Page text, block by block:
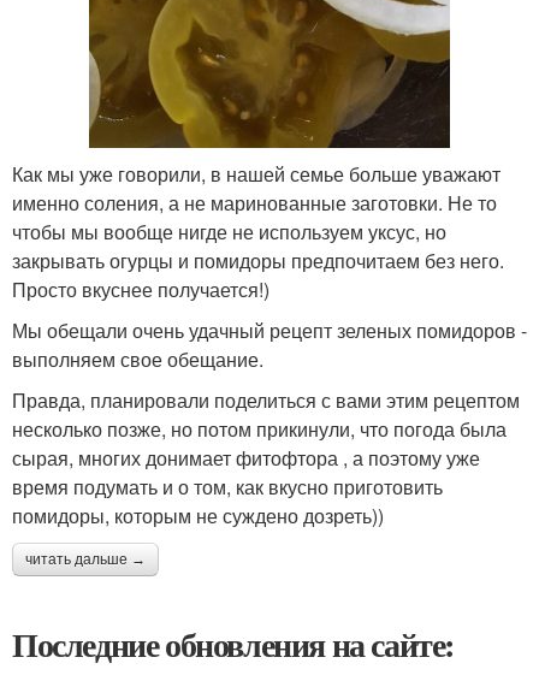
Как мы уже говорили, в нашей семье больше уважают
именно соления, а не маринованные заготовки. Не то
чтобы мы вообще нигде не используем уксус, но
закрывать огурцы и помидоры предпочитаем без него.
Просто вкуснее получается!)
Мы обещали очень удачный рецепт зеленых помидоров -
выполняем свое обещание.
Правда, планировали поделиться с вами этим рецептом
несколько позже, но потом прикинули, что погода была
сырая, многих донимает фитофтора , а поэтому уже
время подумать и о том, как вкусно приготовить
помидоры, которым не суждено дозреть))
читать дальше →
Последние обновления на сайте: